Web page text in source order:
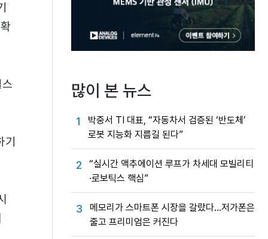
많이 본 뉴스
1
박중서 TI 대표, “자동차서 검증된 ‘반도체’
로봇 지능화 지름길 된다”
2
“실시간 액추에이션 루프가 차세대 모빌리티
·로보틱스 핵심”
3
메모리가 스마트폰 시장을 갈랐다…저가폰은
줄고 프리미엄은 커진다